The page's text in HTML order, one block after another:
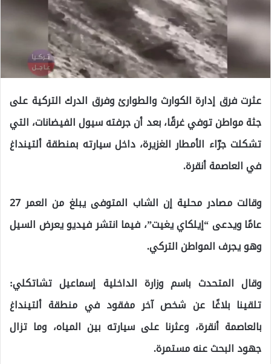
عثرت فرق إدارة الكوارث والطوارئ وفرق الدرك التركية على
جثة مواطن توفي غرقًا، بعد أن جرفته سيول الفيضانات، التي
تشكلت جرّاء الأمطار الغزيرة، داخل سيارته بمنطقة ألتينداغ
في العاصمة أنقرة.
وقالت مصادر محلية إن الشاب المتوفى يبلغ من العمر 27
عامًا ويدعى “إيلكاي يغيت”، فيما انتشر فيديو يعرض السيل
وهو يجرف المواطن التركي.
وقال المتحدث باسم وزارة الداخلية إسماعيل تشاتكلي:
تلقينا بلاغًا عن شخص آخر مفقود في منطقة ألتينداغ
بالعاصمة أنقرة، وعثرنا على سيارته بين المياه، وما تزال
جهود البحث عنه مستمرة.